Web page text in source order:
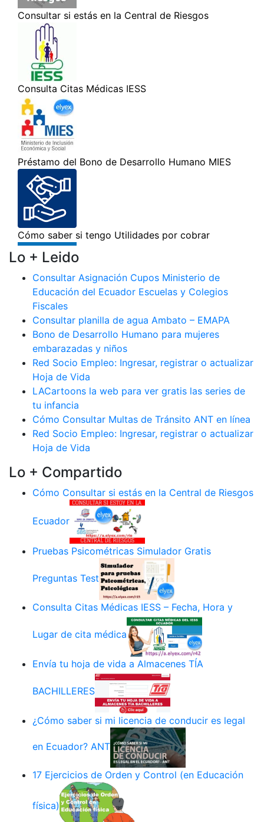
Lo + Leido
Consultar Asignación Cupos Ministerio de
Educación del Ecuador Escuelas y Colegios
Fiscales
Consultar planilla de agua Ambato – EMAPA
Bono de Desarrollo Humano para mujeres
embarazadas y niños
Red Socio Empleo: Ingresar, registrar o actualizar
Hoja de Vida
LACartoons la web para ver gratis las series de
tu infancia
Cómo Consultar Multas de Tránsito ANT en línea
Red Socio Empleo: Ingresar, registrar o actualizar
Hoja de Vida
Lo + Compartido
Cómo Consultar si estás en la Central de Riesgos
Ecuador
Pruebas Psicométricas Simulador Gratis
Preguntas Test
Consulta Citas Médicas IESS – Fecha, Hora y
Lugar de cita médica
Envía tu hoja de vida a Almacenes TÍA
BACHILLERES
¿Cómo saber si mi licencia de conducir es legal
en Ecuador? ANT
17 Ejercicios de Orden y Control (en Educación
física)